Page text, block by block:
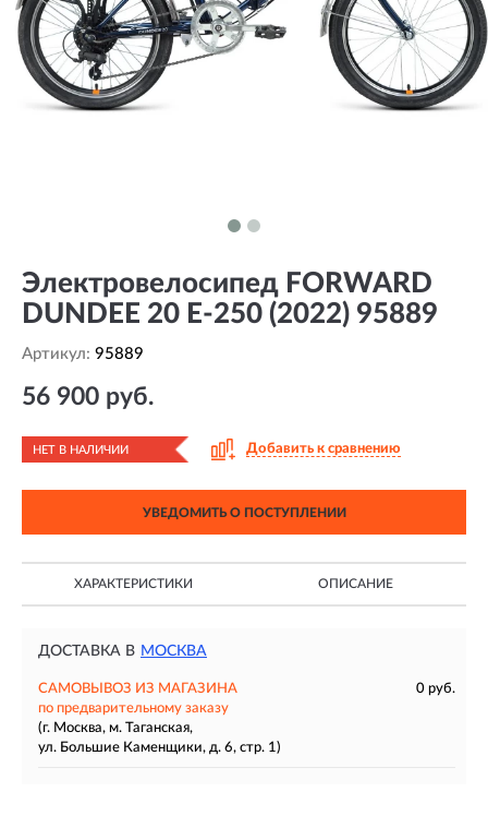
Электровелосипед FORWARD
DUNDEE 20 E-250 (2022) 95889
Артикул: 95889
56 900 руб.
НЕТ В НАЛИЧИИ Добавить к сравнению
УВЕДОМИТЬ О ПОСТУПЛЕНИИ
ХАРАКТЕРИСТИКИ ОПИСАНИЕ
ДОСТАВКА В МОСКВА
САМОВЫВОЗ ИЗ МАГАЗИНА
0 руб.
по предварительному заказу
(г. Москва, м. Таганская,
ул. Большие Каменщики, д. 6, стр. 1)